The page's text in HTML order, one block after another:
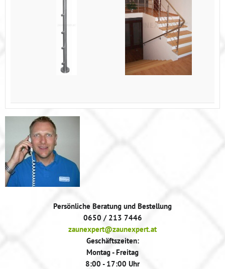
Persönliche Beratung und Bestellung
0650 / 213 7446
zaunexpert@zaunexpert.at
Geschäftszeiten:
Montag - Freitag
8:00 - 17:00 Uhr